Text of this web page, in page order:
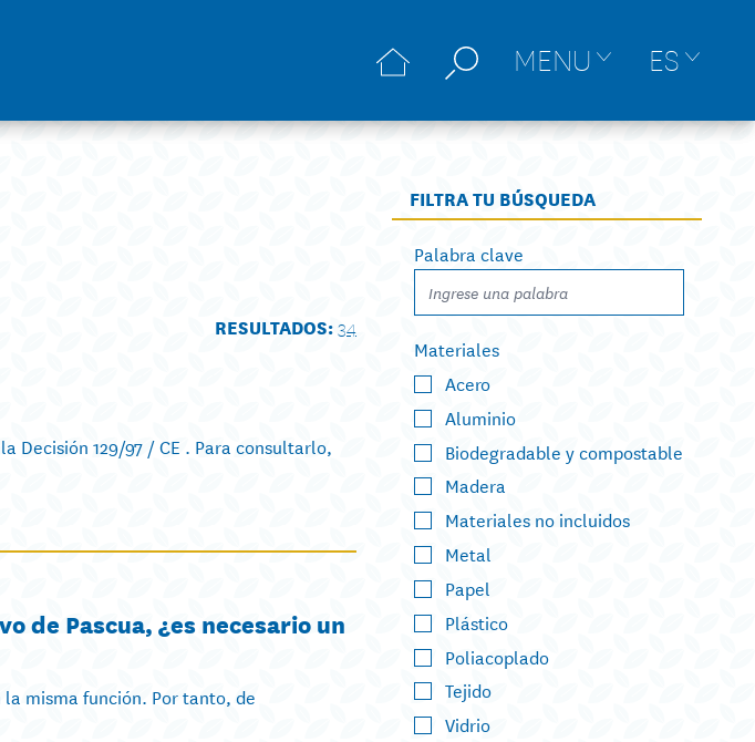
MENU ES
RESULTADOS:34
Decisión 129/97 / CE . Para consultarlo,
de Pascua, ¿es necesario un
misma función. Por tanto, de
FILTRA TU BÚSQUEDA
Palabra clave
Materiales
Acero
Aluminio
Biodegradable y compostable
Madera
Materiales no incluidos
Metal
Papel
Plástico
Poliacoplado
Tejido
Vidrio